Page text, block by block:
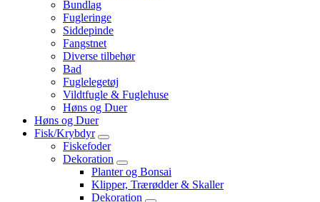
Bundlag
Fugleringe
Siddepinde
Fangstnet
Diverse tilbehør
Bad
Fuglelegetøj
Vildtfugle & Fuglehuse
Høns og Duer
Høns og Duer
Fisk/Krybdyr
Fiskefoder
Dekoration
Planter og Bonsai
Klipper, Trærødder & Skaller
Dekoration